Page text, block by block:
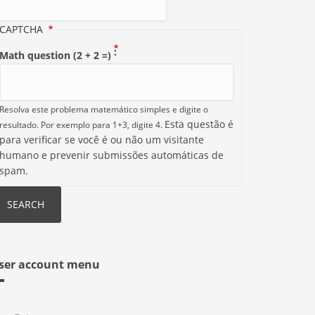
CAPTCHA
Math question (2 + 2 =)
Resolva este problema matemático simples e digite o
resultado. Por exemplo para 1+3, digite 4. Esta questão é
para verificar se você é ou não um visitante
humano e prevenir submissões automáticas de
spam.
account menu